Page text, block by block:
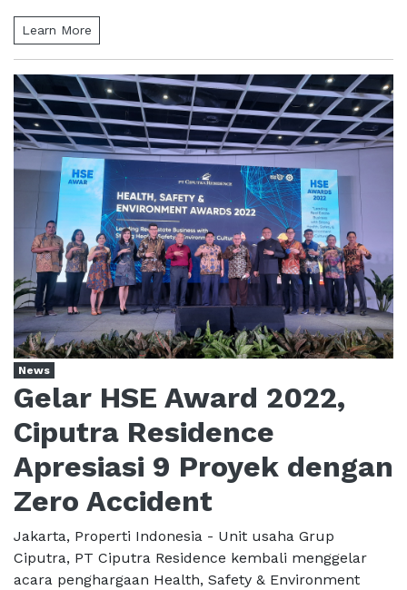
Learn More
News
Gelar HSE Award 2022,
Ciputra Residence
Apresiasi 9 Proyek dengan
Zero Accident
Jakarta, Properti Indonesia - Unit usaha Grup
Ciputra, PT Ciputra Residence kembali menggelar
acara penghargaan Health, Safety & Environment